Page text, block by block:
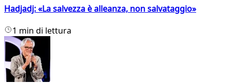
Hadjadj: «La salvezza è alleanza, non salvataggio»
1 min di lettura